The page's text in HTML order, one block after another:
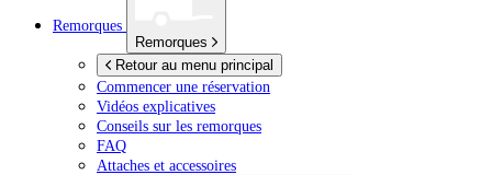
Remorques
Remorques
Retour au menu principal
Commencer une réservation
Vidéos explicatives
Conseils sur les remorques
FAQ
Attaches et accessoires